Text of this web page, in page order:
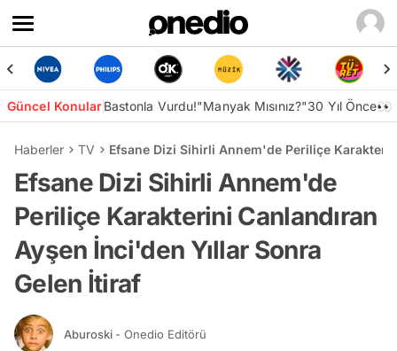
Güncel KonularBastonla Vurdu!"Manyak Mısınız?"30 Yıl Önce👀
Haberler TV Efsane Dizi Sihirli Annem'de Periliçe
Efsane Dizi Sihirli Annem'de
Periliçe Karakterini Canlandıran
Ayşen İnci'den Yıllar Sonra
Gelen İtiraf
Aburoski - Onedio Editörü